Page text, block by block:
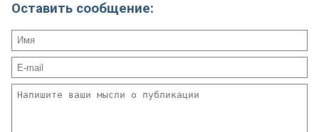
Оставить сообщение: